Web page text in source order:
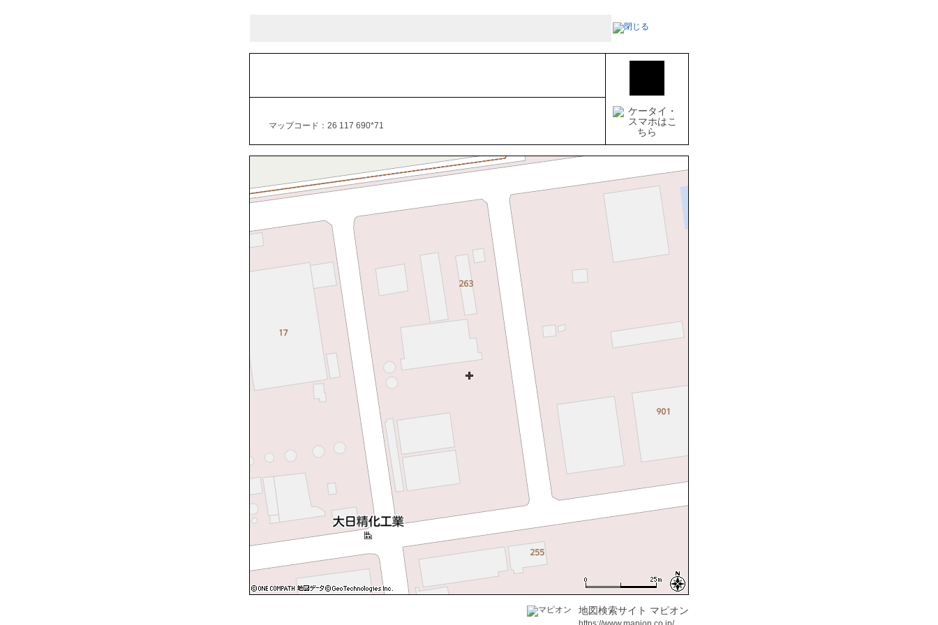
マップコード：26 117 690*71
地図検索サイト マピオン